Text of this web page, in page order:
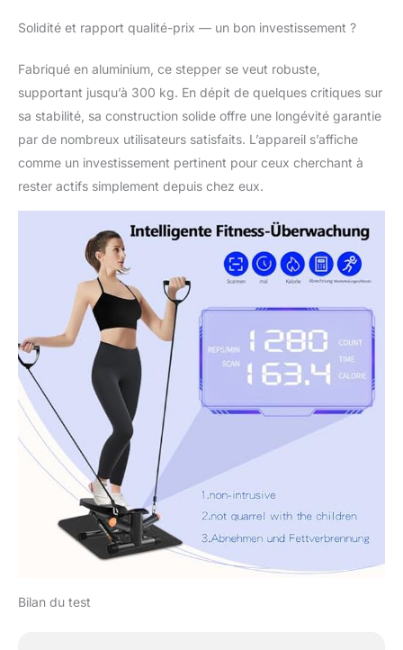
hydraulique avancé
silencieux, le système
hydraulique
technologiquement
avancé permet une
montée et une
descente silencieuses
et régulières, ce qui
domestique parfait
pour une utilisation
dans les zones
résidentielles.
【Moniteur LCD intégré
pour un suivi en temps
réel 】 suivez vos steps
de fitness en temps
réel ! L'écran LCD bien
lisible indique la durée
de l'entraînement, le
nombre de pas et les
calories brûlées, ce qui
vous permet d'adapter
au mieux votre
stepper et d'atteindre
efficacement vos
objectifs.
Solidité et rapport qualité-prix — un bon investissement ?
Fabriqué en aluminium, ce stepper se veut robuste,
supportant jusqu’à 300 kg. En dépit de quelques critiques sur
sa stabilité, sa construction solide offre une longévité garantie
par de nombreux utilisateurs satisfaits. L’appareil s’affiche
comme un investissement pertinent pour ceux cherchant à
rester actifs simplement depuis chez eux.
Bilan du test